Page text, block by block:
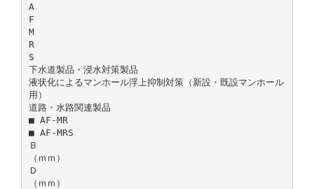
A
F
M
R
S
下水道製品・浸水対策製品
液状化によるマンホール浮上抑制対策（新設・既設マンホール
用）
道路・水路関連製品
■ AF-MR
■ AF-MRS
Ｂ
（ｍｍ）
Ｄ
（ｍｍ）